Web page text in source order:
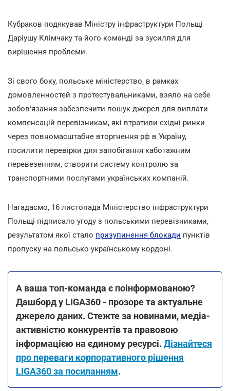
Кубраков подякував Міністру інфраструктури Польщі
Даріушу Клімчаку та його команді за зусилля для
вирішення проблеми.
Зі свого боку, польське міністерство, в рамках
домовленностей з протестувальниками, взяло на себе
зобов'язання забезпечити пошук джерел для виплати
компенсацій перевізникам, які втратили східні ринки
через повномасштабне вторгнення рф в Україну,
посилити перевірки для запобігання каботажним
перевезенням, створити систему контролю за
транспортними послугами українських компаній.
Нагадаємо, 16 листопада Міністерство інфраструктури
Польщі підписало угоду з польськими перевізниками,
результатом якої стало призупинення блокади пунктів
пропуску на польсько-українському кордоні.
А ваша топ-команда є поінформованою?
Дашборд у LIGA360 - прозоре та актуальне
джерело даних. Стежте за новинами, медіа-
активністю конкурентів та правовою
інформацією на єдиному ресурсі. Дізнайтеся
про переваги корпоративного рішення
LIGA360 за посиланням.